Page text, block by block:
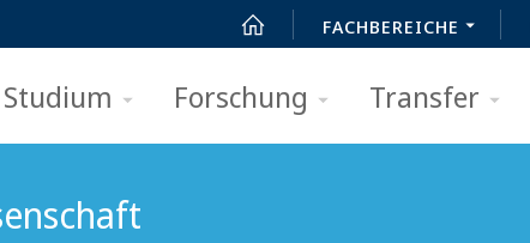
FACHBEREICHE
Studium Forschung Transfer